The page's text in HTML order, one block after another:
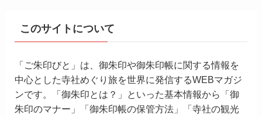
このサイトについて
「ご朱印びと」は、御朱印や御朱印帳に関する情報を
中心とした寺社めぐり旅を世界に発信するWEBマガジ
ンです。「御朱印とは？」といった基本情報から「御
朱印のマナー」「御朱印帳の保管方法」「寺社の観光